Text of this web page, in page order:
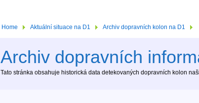
Home Aktuální situace na D1 Archiv dopravních kolon na D1
Archiv dopravních
Tato stránka obsahuje historická data detekovaných dopravních kolon